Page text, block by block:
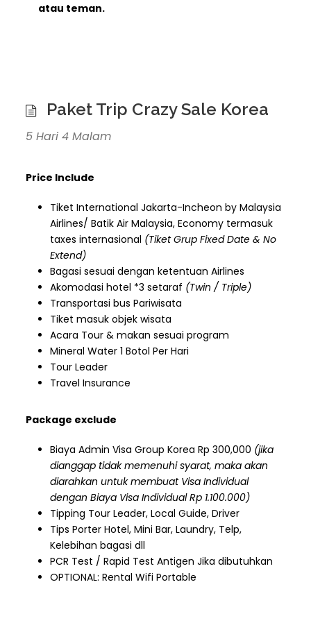
atau teman.
Paket Trip Crazy Sale Korea
5 Hari 4 Malam
Price Include
Tiket International Jakarta-Incheon by Malaysia
Airlines/ Batik Air Malaysia, Economy termasuk
taxes internasional (Tiket Grup Fixed Date & No
Extend)
Bagasi sesuai dengan ketentuan Airlines
Akomodasi hotel *3 setaraf (Twin / Triple)
Transportasi bus Pariwisata
Tiket masuk objek wisata
Acara Tour & makan sesuai program
Mineral Water 1 Botol Per Hari
Tour Leader
Travel Insurance
Package exclude
Biaya Admin Visa Group Korea Rp 300,000 (jika
dianggap tidak memenuhi syarat, maka akan
diarahkan untuk membuat Visa Individual
dengan Biaya Visa Individual Rp 1.100.000)
Tipping Tour Leader, Local Guide, Driver
Tips Porter Hotel, Mini Bar, Laundry, Telp,
Kelebihan bagasi dll
PCR Test / Rapid Test Antigen Jika dibutuhkan
OPTIONAL: Rental Wifi Portable